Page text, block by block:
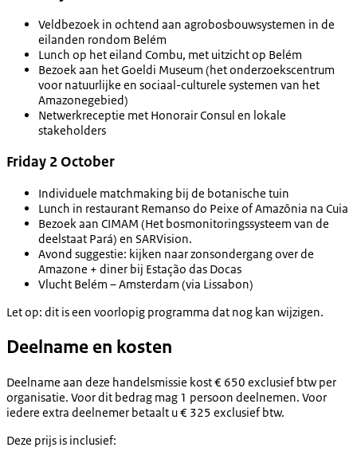
Veldbezoek in ochtend aan agrobosbouwsystemen in de
eilanden rondom Belém
Lunch op het eiland Combu, met uitzicht op Belém
Bezoek aan het Goeldi Museum (het onderzoekscentrum
voor natuurlijke en sociaal-culturele systemen van het
Amazonegebied)
Netwerkreceptie met Honorair Consul en lokale
stakeholders
Friday 2 October
Individuele matchmaking bij de botanische tuin
Lunch in restaurant Remanso do Peixe of Amazônia na Cuia
Bezoek aan CIMAM (Het bosmonitoringssysteem van de
deelstaat Pará) en SARVision.
Avond suggestie: kijken naar zonsondergang over de
Amazone + diner bij Estação das Docas
Vlucht Belém – Amsterdam (via Lissabon)
Let op: dit is een voorlopig programma dat nog kan wijzigen.
Deelname en kosten
Deelname aan deze handelsmissie kost € 650 exclusief btw per
organisatie. Voor dit bedrag mag 1 persoon deelnemen. Voor
iedere extra deelnemer betaalt u € 325 exclusief btw.
Deze prijs is inclusief: